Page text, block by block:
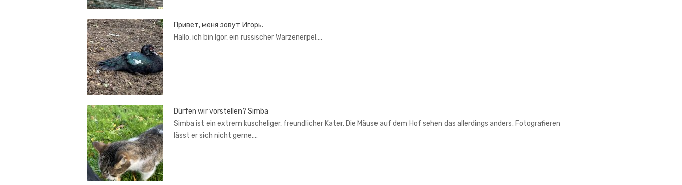
Привет, меня зовут Игорь.
Hallo, ich bin Igor, ein russischer Warzenerpel.…
Dürfen wir vorstellen? Simba
Simba ist ein extrem kuscheliger, freundlicher Kater. Die Mäuse auf dem Hof sehen das allerdings anders. Fotografieren
lässt er sich nicht gerne.…